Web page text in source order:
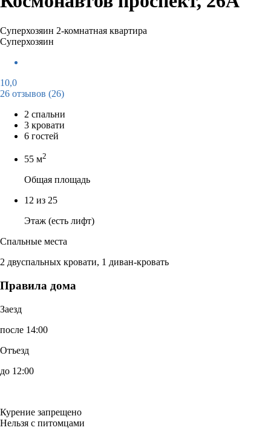
Суперхозяин 2-комнатная квартира
Суперхозяин
10,0
26 отзывов (26)
2 спальни
3 кровати
6 гостей
55 м2
Общая площадь
12 из 25
Этаж (есть лифт)
Спальные места
2 двуспальных кровати, 1 диван-кровать
Правила дома
Заезд
после 14:00
Отъезд
до 12:00
Курение запрещено
Нельзя с питомцами